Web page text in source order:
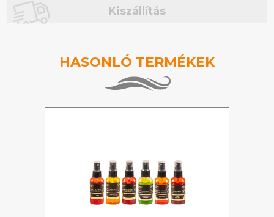
Kiszállítás
HASONLÓ TERMÉKEK